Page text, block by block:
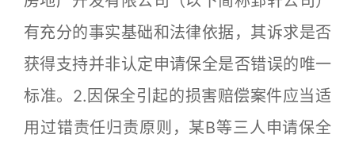
有充分的事实基础和法律依据，其诉求是否
获得支持并非认定申请保全是否错误的唯一
标准。2.因保全引起的损害赔偿案件应当适
用过错责任归责原则，某B等三人申请保全